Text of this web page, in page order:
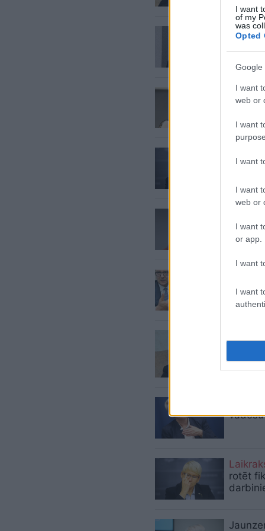
I want
of my
was
Opted
Google
I want
web or
I want
I want
I want
web or
I want
or app.
I want
I want
vai
lietā
tuvu,
rotēt